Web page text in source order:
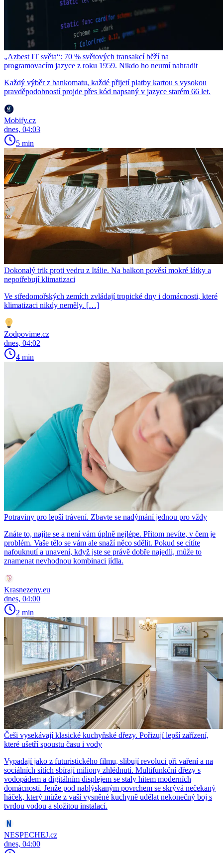
„Azbest IT světa“: 70 % světových transakcí běží na
programovacím jazyce z roku 1959. Nikdo ho neumí nahradit
Každý výběr z bankomatu, každé přijetí platby kartou s vysokou
pravděpodobností projde přes kód napsaný v jazyce starém 66 let.
Mobify.cz
dnes, 04:03
5 min
Dokonalý trik proti vedru z Itálie. Na balkon pověsí mokré látky a
nepotřebují klimatizaci
Ve středomořských zemích zvládají tropické dny i domácnosti, které
klimatizaci nikdy neměly. […]
Zodpovime.cz
dnes, 04:02
4 min
Potraviny pro lepší trávení. Zbavte se nadýmání jednou pro vždy
Znáte to, najíte se a není vám úplně nejlépe. Přitom nevíte, v čem je
problém. Vaše tělo se vám ale snaží něco sdělit. Pokud se cítíte
nafouknutí a unavení, když jste se právě dobře najedli, může to
znamenat nevhodnou kombinaci jídla.
Krasnezeny.eu
dnes, 04:00
2 min
Češi vysekávají klasické kuchyňské dřezy. Pořizují lepší zařízení,
které ušetří spoustu času i vody
Vypadají jako z futuristického filmu, slibují revoluci při vaření a na
sociálních sítích sbírají miliony zhlédnutí. Multifunkční dřezy s
vodopádem a digitálním displejem se staly hitem moderních
domácností. Jenže pod nablýskaným povrchem se skrývá nečekaný
háček, který může z vaší vysněné kuchyně udělat nekonečný boj s
tvrdou vodou a složitou instalací.
NESPECHEJ.cz
dnes, 04:00